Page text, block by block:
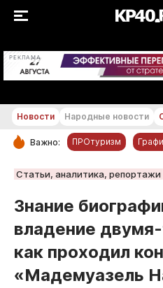
РЕКЛАМА
РУБРИКИ
Обнинск
Новости компаний
Статьи
Народные новости
Авто и транспорт
Новости Народные новости
Важно: ПРОтуризм
Статьи, аналитика, репортажи
Знание
владение
как проходил
«Мадемуазель